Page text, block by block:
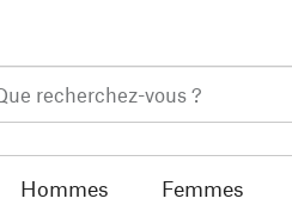
Hommes Femmes